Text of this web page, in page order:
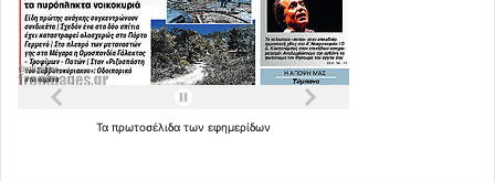
Τα πρωτοσέλιδα των εφημερίδων